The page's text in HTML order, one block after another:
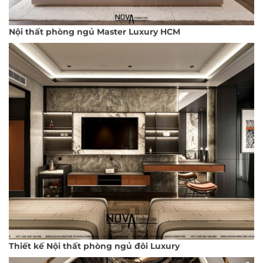
Nội thất phòng ngủ Master Luxury HCM
Thiết kế Nội thất phòng ngủ đôi Luxury